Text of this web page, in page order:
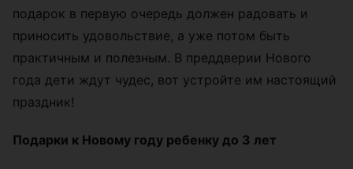
подарок в первую очередь должен радовать и
приносить удовольствие, а уже потом быть
практичным и полезным. В преддверии Нового
года дети ждут чудес, вот устройте им настоящий
праздник!
Подарки к Новому году ребенку до 3 лет